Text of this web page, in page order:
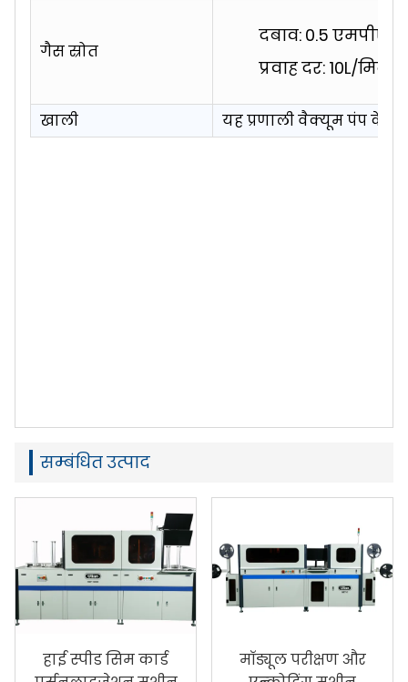
गैस स्रोत
दबाव: 0.5 एमपीए
प्रवाह दर: 10L/मिनट
खाली यह प्रणाली वैक्यूम पंप के
सम्बंधित उत्पाद
हाई स्पीड सिम कार्ड
मॉड्यूल परीक्षण और